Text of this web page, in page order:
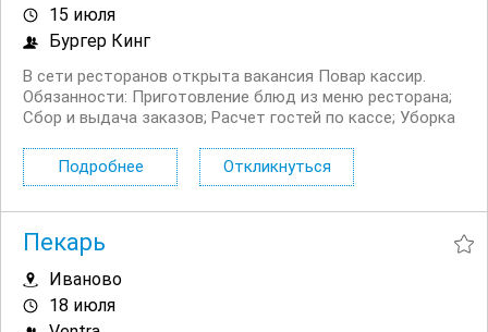
15 июля
Бургер Кинг
В сети ресторанов открыта вакансия Повар кассир.
Обязанности: Приготовление блюд из меню ресторана;
Сбор и выдача заказов; Расчет гостей по кассе; Уборка
гостям ресторана. Условия: Официальное...
Подробнее Откликнуться
Пекарь
Иваново
18 июля